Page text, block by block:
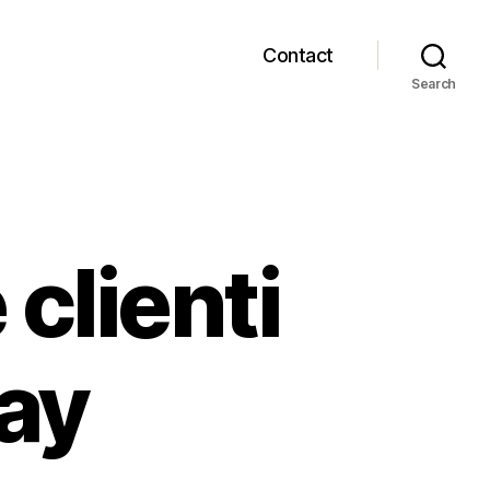
Contact
Search
clienti